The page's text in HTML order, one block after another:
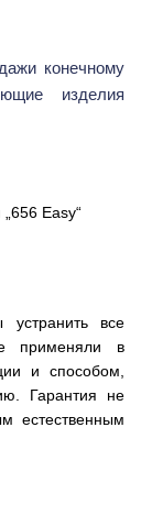
конечному
изделия
Easy“
устранить все
применяли в
и способом,
Гарантия не
естественным